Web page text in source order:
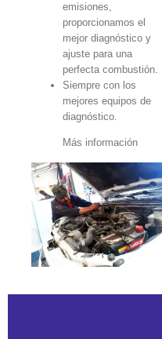
emisiones,
proporcionamos el
mejor diagnóstico y
ajuste para una
perfecta combustión.
Siempre con los
mejores equipos de
diagnóstico.
Más información